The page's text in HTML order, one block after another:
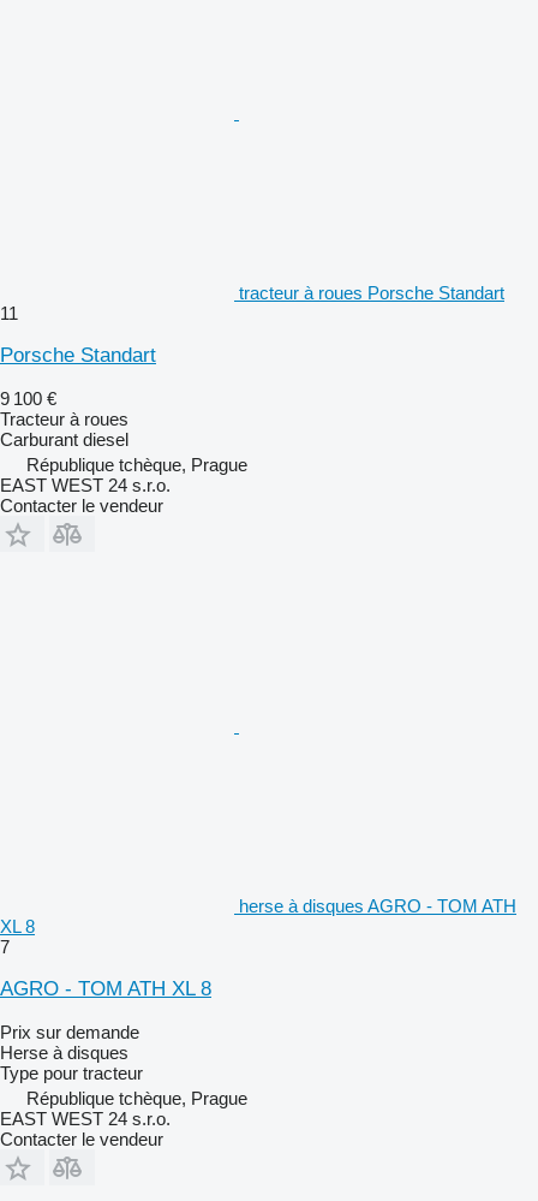
tracteur à roues Porsche Standart
11
Porsche Standart
9 100 €
Tracteur à roues
Carburant diesel
République tchèque, Prague
EAST WEST 24 s.r.o.
Contacter le vendeur
herse à disques AGRO - TOM ATH
XL 8
7
AGRO - TOM ATH XL 8
Prix sur demande
Herse à disques
Type pour tracteur
République tchèque, Prague
EAST WEST 24 s.r.o.
Contacter le vendeur